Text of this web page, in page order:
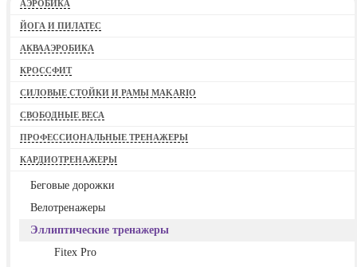
АЭРОБИКА
ЙОГА И ПИЛАТЕС
АКВААЭРОБИКА
КРОССФИТ
СИЛОВЫЕ СТОЙКИ И РАМЫ MAKARIO
СВОБОДНЫЕ ВЕСА
ПРОФЕССИОНАЛЬНЫЕ ТРЕНАЖЕРЫ
КАРДИОТРЕНАЖЕРЫ
Беговые дорожки
Велотренажеры
Эллиптические тренажеры
Fitex Pro